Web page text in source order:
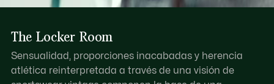
The Locker Room
Sensualidad, proporciones inacabadas y herencia
atlética reinterpretada a través de una visión de